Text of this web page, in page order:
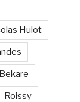
Hulot
Roissy